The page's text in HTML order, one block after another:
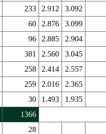
233 2.912
3.092
60 2.876
3.099
96 2.885
2.904
381 2.560
3.045
258 2.414
2.557
259 2.016
2.365
30 1.493
1.935
1366
28